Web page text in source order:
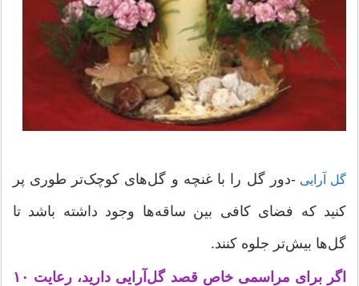
گل آرایی-دور گل را با غنچه و گل‌های کوچک‌تر طوری پر
کنید که فضای کافی بین ساقه‌ها وجود داشته باشد تا
گل‌ها بیش‌تر جلوه کنند.
اگر برای مراسمی خاص قصد گل‌آرایی دارید، رعایت ۱۰